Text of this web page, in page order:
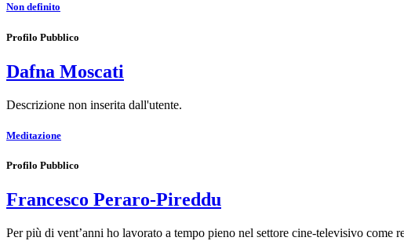
Non definito
Profilo Pubblico
Dafna Moscati
Descrizione non inserita dall'utente.
Meditazione
Profilo Pubblico
Francesco Peraro-Pireddu
Per più di vent’anni ho lavorato a tempo pieno nel settore cine-televisivo